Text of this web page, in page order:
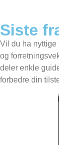
Siste
Vil du ha nyttige
og
deler enkle
forbedre din